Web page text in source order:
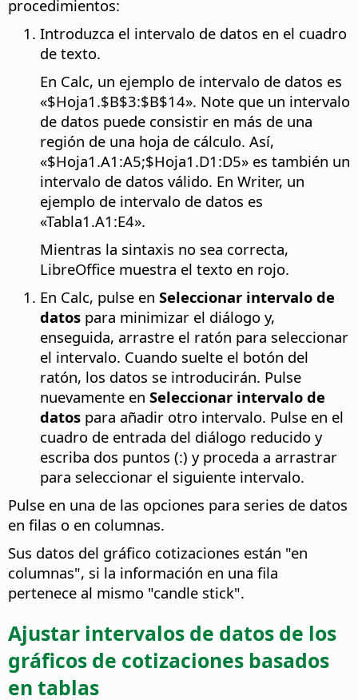
procedimientos:
Introduzca el intervalo de datos en el cuadro
de texto.
En Calc, un ejemplo de intervalo de datos es
«$Hoja1.$B$3:$B$14». Note que un intervalo
de datos puede consistir en más de una
región de una hoja de cálculo. Así,
«$Hoja1.A1:A5;$Hoja1.D1:D5» es también un
intervalo de datos válido. En Writer, un
ejemplo de intervalo de datos es
«Tabla1.A1:E4».
Mientras la sintaxis no sea correcta,
LibreOffice muestra el texto en rojo.
En Calc, pulse en Seleccionar intervalo de
datos para minimizar el diálogo y,
enseguida, arrastre el ratón para seleccionar
el intervalo. Cuando suelte el botón del
ratón, los datos se introducirán. Pulse
nuevamente en Seleccionar intervalo de
datos para añadir otro intervalo. Pulse en el
cuadro de entrada del diálogo reducido y
escriba dos puntos (:) y proceda a arrastrar
para seleccionar el siguiente intervalo.
Pulse en una de las opciones para series de datos
en filas o en columnas.
Sus datos del gráfico cotizaciones están "en
columnas", si la información en una fila
pertenece al mismo "candle stick".
Ajustar intervalos de datos de los
gráficos de cotizaciones basados
en tablas